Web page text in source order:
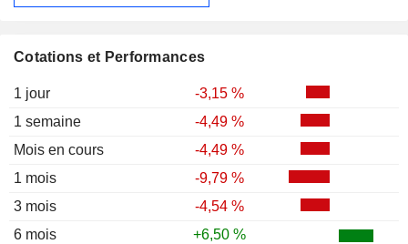
Cotations et Performances
1 jour
-3,15 %
1 semaine
-4,49 %
Mois en cours
-4,49 %
1 mois
-9,79 %
3 mois
-4,54 %
6 mois
+6,50 %